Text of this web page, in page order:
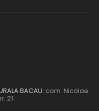
BACAU: com. Nicolae
21